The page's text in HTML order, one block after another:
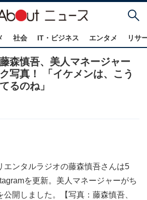
社会 IT・ビジネス エンタメ リサ
森慎吾、美人マネージャー
写真！ 「イケメンは、こう
るのね」
エンタルラジオの藤森慎吾さんは5
を更新。美人マネージャーがち
公開しました。【写真：藤森慎吾、